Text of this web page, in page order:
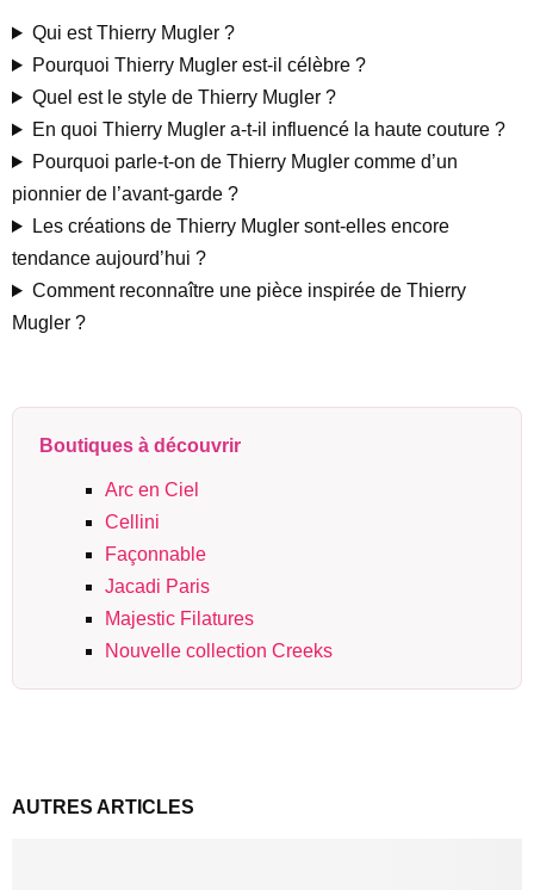
Qui est Thierry Mugler ?
Pourquoi Thierry Mugler est-il célèbre ?
Quel est le style de Thierry Mugler ?
En quoi Thierry Mugler a-t-il influencé la haute couture ?
Pourquoi parle-t-on de Thierry Mugler comme d’un
pionnier de l’avant-garde ?
Les créations de Thierry Mugler sont-elles encore
tendance aujourd’hui ?
Comment reconnaître une pièce inspirée de Thierry
Mugler ?
Boutiques à découvrir
Arc en Ciel
Cellini
Façonnable
Jacadi Paris
Majestic Filatures
Nouvelle collection Creeks
AUTRES ARTICLES